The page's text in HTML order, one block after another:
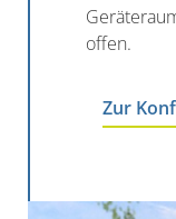
offen.
Zur